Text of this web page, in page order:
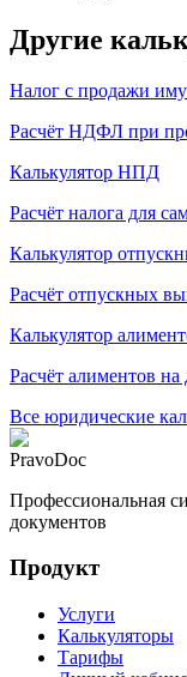
Другие
Налог с продажи
Расчёт НДФЛ при
Калькулятор НПД
Расчёт налога для
Калькулятор
Расчёт отпускных
Калькулятор
Расчёт алиментов на
Все юридические
PravoDoc
Профессиональная
документов
Продукт
Услуги
Калькуляторы
Тарифы